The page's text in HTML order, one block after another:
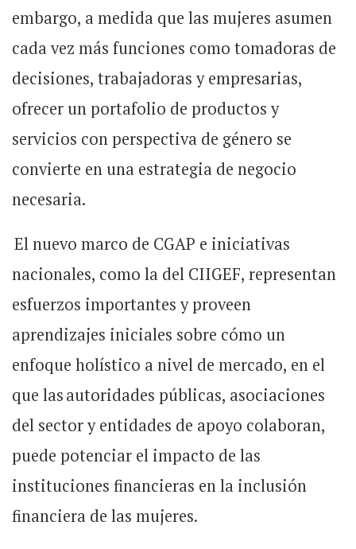
embargo, a medida que las mujeres asumen
cada vez más funciones como tomadoras de
decisiones, trabajadoras y empresarias,
ofrecer un portafolio de productos y
servicios con perspectiva de género se
convierte en una estrategia de negocio
necesaria.
El nuevo marco de CGAP e iniciativas
nacionales, como la del CIIGEF, representan
esfuerzos importantes y proveen
aprendizajes iniciales sobre cómo un
enfoque holístico a nivel de mercado, en el
que las autoridades públicas, asociaciones
del sector y entidades de apoyo colaboran,
puede potenciar el impacto de las
instituciones financieras en la inclusión
financiera de las mujeres.